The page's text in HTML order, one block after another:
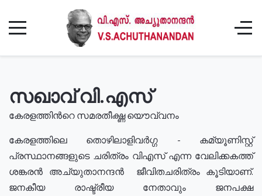
സഖാവ് വി.എസ്
കേരളത്തിൻറെ സമരതീക്ഷ്ണ യൌവ്വനം
കേരളത്തിലെ തൊഴിലാളിവർഗ്ഗ - കമ്യൂണിസ്റ്റ്
പ്രസ്ഥാനങ്ങളുടെ ചരിത്രം വിഎസ് എന്ന വേലിക്കകത്ത്
ശങ്കരൻ അച്യുതാനന്ദൻ ജീവിതചരിത്രം കൂടിയാണ്.
ജനകീയ രാഷ്ട്രീയ നേതാവും ജനപക്ഷ